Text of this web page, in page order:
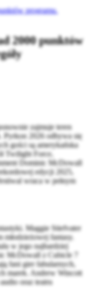
programu.
2000 punktów
zajmuje teren
Pyrkon 2026 odbywa się
gości są amerykańska
Twilight Force,
Dominic McDowall
edycji 2025,
wraca w pełnym
Maggie Stiefvater
fantasy.
w jego najbardziej
McDowall z Cubicle 7
fani gier fabularnych,
marek. Andrew Wincott
oraz teatru